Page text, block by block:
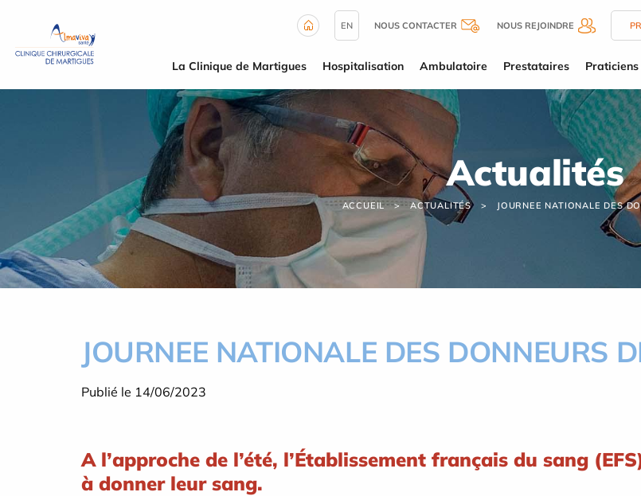
EN NOUS CONTACTER NOUS REJOINDRE
La Clinique de Martigues Hospitalisation Ambulatoire Prestataires
Actualités
ACCUEIL ACTUALITÉS JOURNEE NATIONALE DES
JOURNEE NATIONALE DES DONNEURS
Publié le 14/06/2023
A l’approche de l’été, l’Établissement français du sang
à donner leur sang.